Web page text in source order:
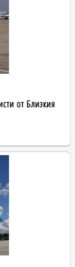
от Близкия